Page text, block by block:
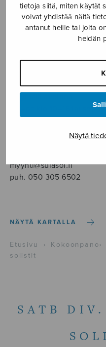
tietoja siitä, miten käytät
voivat yhdistää näitä
antanut heille tai joita
heidän
Näytä
YKSINLAULU
Sulasol
ma–pe klo 10–16 tai
Tallberginkatu 1 B, 1,5 krs.
myynti@sulasol.fi
puh. 050 305 6502
NÄYTÄ KARTALLA
Etusivu › Kokoonpano›
solistit
SATB